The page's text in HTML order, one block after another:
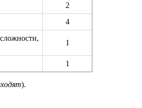
2
4
1
1
).